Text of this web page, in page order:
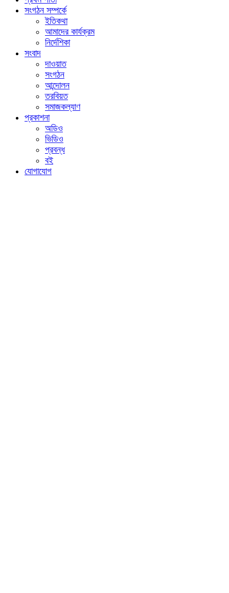
সংগঠন সম্পর্কে
ইতিকথা
আমাদের কার্যক্রম
নির্দেশিকা
সংবাদ
দাওয়াত
সংগঠন
আন্দোলন
তরবিয়ত
সমাজকল্যাণ
প্রকাশনা
অডিও
ভিডিও
প্রবন্ধ
বই
যোগাযোগ